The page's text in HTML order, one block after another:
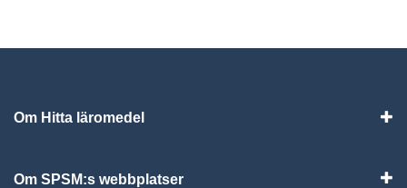
Om Hitta läromedel
Om SPSM:s webbplatser